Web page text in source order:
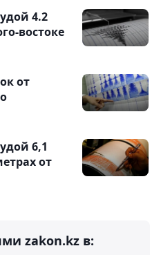
4.2
востоке
от
6,1
от
zakon.kz в: